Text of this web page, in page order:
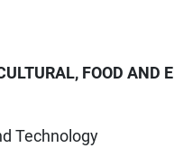
FOOD AND
Technology